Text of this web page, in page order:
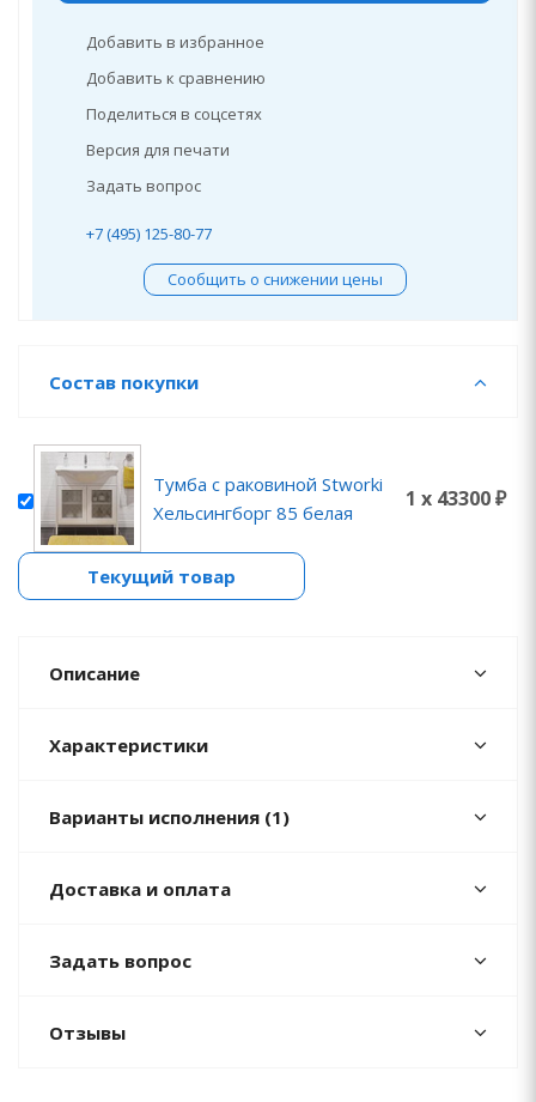
Добавить в избранное
Добавить к сравнению
Поделиться в соцсетях
Версия для печати
Задать вопрос
+7 (495) 125-80-77
Сообщить о снижении цены
Состав покупки
Тумба с раковиной Stworki
Хельсингборг 85 белая
1 x 43300 ₽
Текущий товар
Описание
Характеристики
Варианты исполнения (1)
Доставка и оплата
Задать вопрос
Отзывы